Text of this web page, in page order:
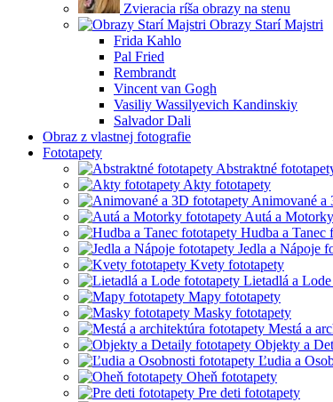
Zvieracia ríša obrazy na stenu
Obrazy Starí Majstri
Frida Kahlo
Pal Fried
Rembrandt
Vincent van Gogh
Vasiliy Wassilyevich Kandinskiy
Salvador Dali
Obraz z vlastnej fotografie
Fototapety
Abstraktné
Akty fototapety
Animované a
Autá a
Hudba a Tanec
Jedla a Nápoje
Kvety fototapety
Lietadlá a
Mapy fototapety
Masky fototapety
Mestá a
Objekty a
Ľudia a
Oheň fototapety
Pre deti fototapety